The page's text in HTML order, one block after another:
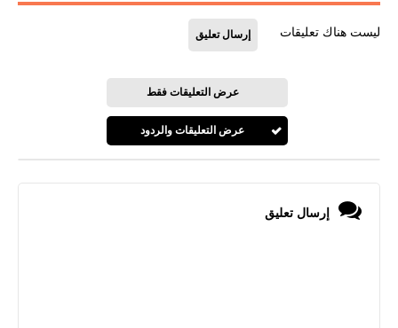
ليست هناك تعليقات إرسال تعليق
عرض التعليقات فقط
عرض التعليقات والردود
إرسال تعليق